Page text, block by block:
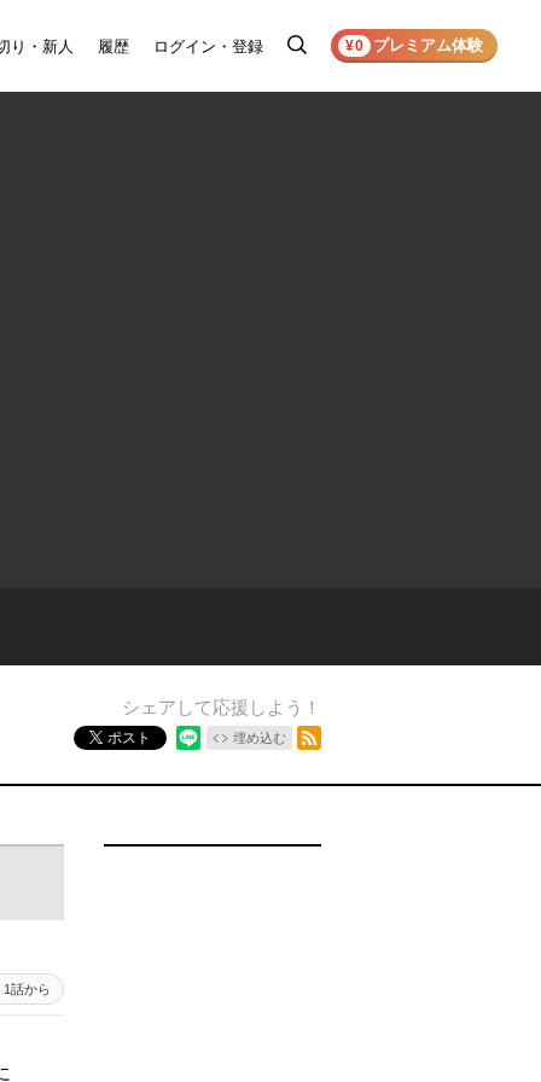
り・新人 履歴 ログイン・登録
検
¥0 プレミアム体験
シェアして応援しよう！
ポスト 埋め込む
1話から